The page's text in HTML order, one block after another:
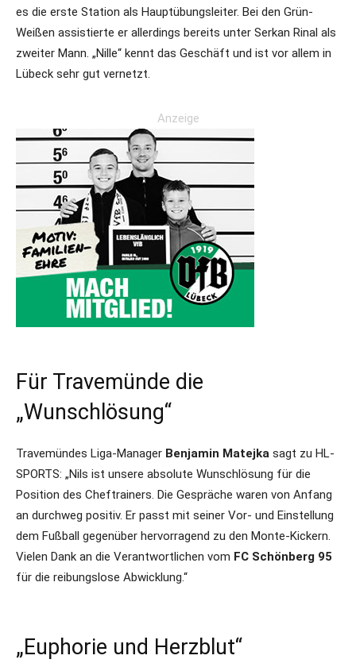
es die erste Station als Hauptübungsleiter. Bei den Grün-
Weißen assistierte er allerdings bereits unter Serkan Rinal als
zweiter Mann. „Nille“ kennt das Geschäft und ist vor allem in
Lübeck sehr gut vernetzt.
Anzeige
Für Travemünde die
„Wunschlösung“
Travemündes Liga-Manager Benjamin Matejka sagt zu HL-
SPORTS: „Nils ist unsere absolute Wunschlösung für die
Position des Cheftrainers. Die Gespräche waren von Anfang
an durchweg positiv. Er passt mit seiner Vor- und Einstellung
dem Fußball gegenüber hervorragend zu den Monte-Kickern.
Vielen Dank an die Verantwortlichen vom FC Schönberg 95
für die reibungslose Abwicklung.“
„Euphorie und Herzblut“